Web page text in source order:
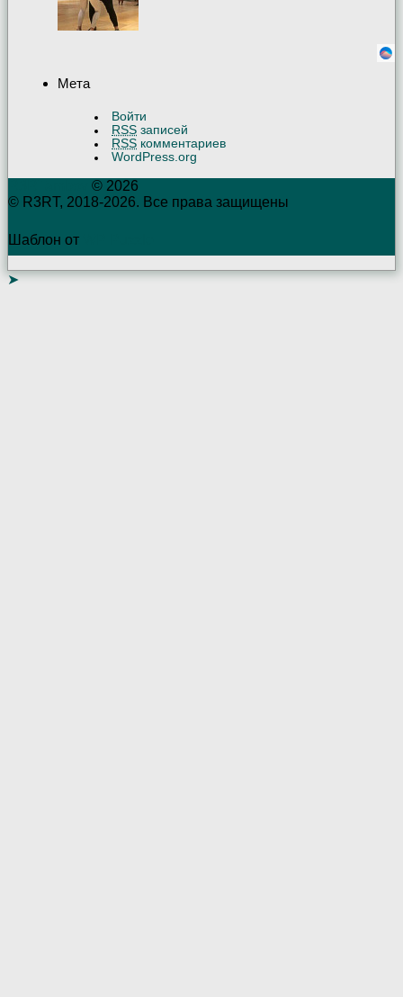
Мета
Войти
RSS записей
RSS комментариев
WordPress.org
© 2026
© R3RT, 2018-2026. Все права защищены
Шаблон от
➤